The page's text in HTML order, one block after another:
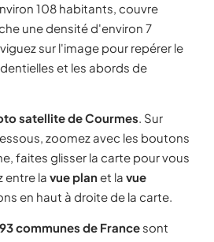
108 habitants, couvre
une densité d'environ 7
sur l'image pour repérer le
et les abords de
satellite de Courmes. Sur
zoomez avec les boutons
faites glisser la carte pour vous
entre la vue planet la vue
en haut à droite de la carte.
communes de France sont